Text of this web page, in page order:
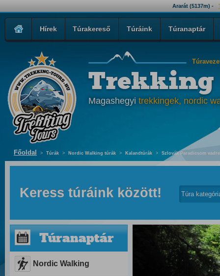
Ararát (5137m) -
Hírek Túrakereső Túráink Túranaptár
Trekking
Magashegyi trekkingek, nordic
Főoldal > Túrák > Nordic Walking túrák > Kalandtúrák > Szlovák Paradicsom
Keress túráink között!
Túranaptár
Nordic Walking